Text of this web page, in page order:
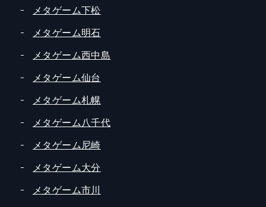
メタゲーム下松
メタゲーム明石
メタゲーム西中島
メタゲーム仙台
メタゲーム札幌
メタゲーム八千代
メタゲーム尼崎
メタゲーム大分
メタゲーム市川